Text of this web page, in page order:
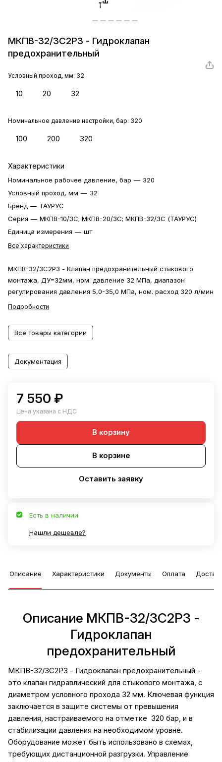
МКПВ-32/3С2Р3 - Гидроклапан
предохранительный
Условный проход, мм: 32
10 20 32
Номинальное давление настройки, бар: 320
100 200 320
Характеристики
Номинальное рабочее давление, бар — 320
Условный проход, мм — 32
Бренд — ТАУРУС
Серия — МКПВ-10/3С; МКПВ-20/3С; МКПВ-32/3С (ТАУРУС)
Единица измерения — шт
Все характеристики
МКПВ-32/3С2Р3 - Клапан предохранительный стыкового
монтажа, ДУ=32мм, ном. давление 32 МПа, диапазон
регулирования давления 5,0-35,0 МПа, ном. расход 320 л/мин
Подробности
Все товары категории
Документация
7 550 ₽
Цена указана с НДС
В корзину
В корзине
Оставить заявку
Есть в наличии
Нашли дешевле?
Описание Характеристики Документы Оплата
Описание МКПВ-32/3С2Р3 -
Гидроклапан
предохранительный
МКПВ-32/3С2Р3 - Гидроклапан предохранительный -
это клапан гидравлический для стыкового монтажа, с
диаметром условного прохода 32 мм. Ключевая функция
заключается в защите системы от превышения
давления, настраиваемого на отметке 320 бар, и в
стабилизации давления на необходимом уровне.
Оборудование может быть использовано в схемах,
требующих дистанционной разгрузки. Управление